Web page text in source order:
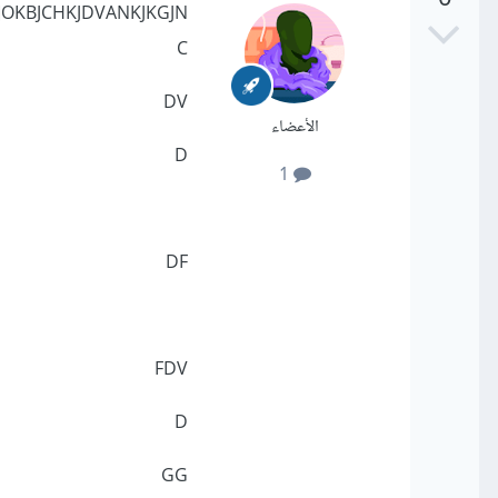
الأعضاء
C
DV
D
DF
FDV
D
GG